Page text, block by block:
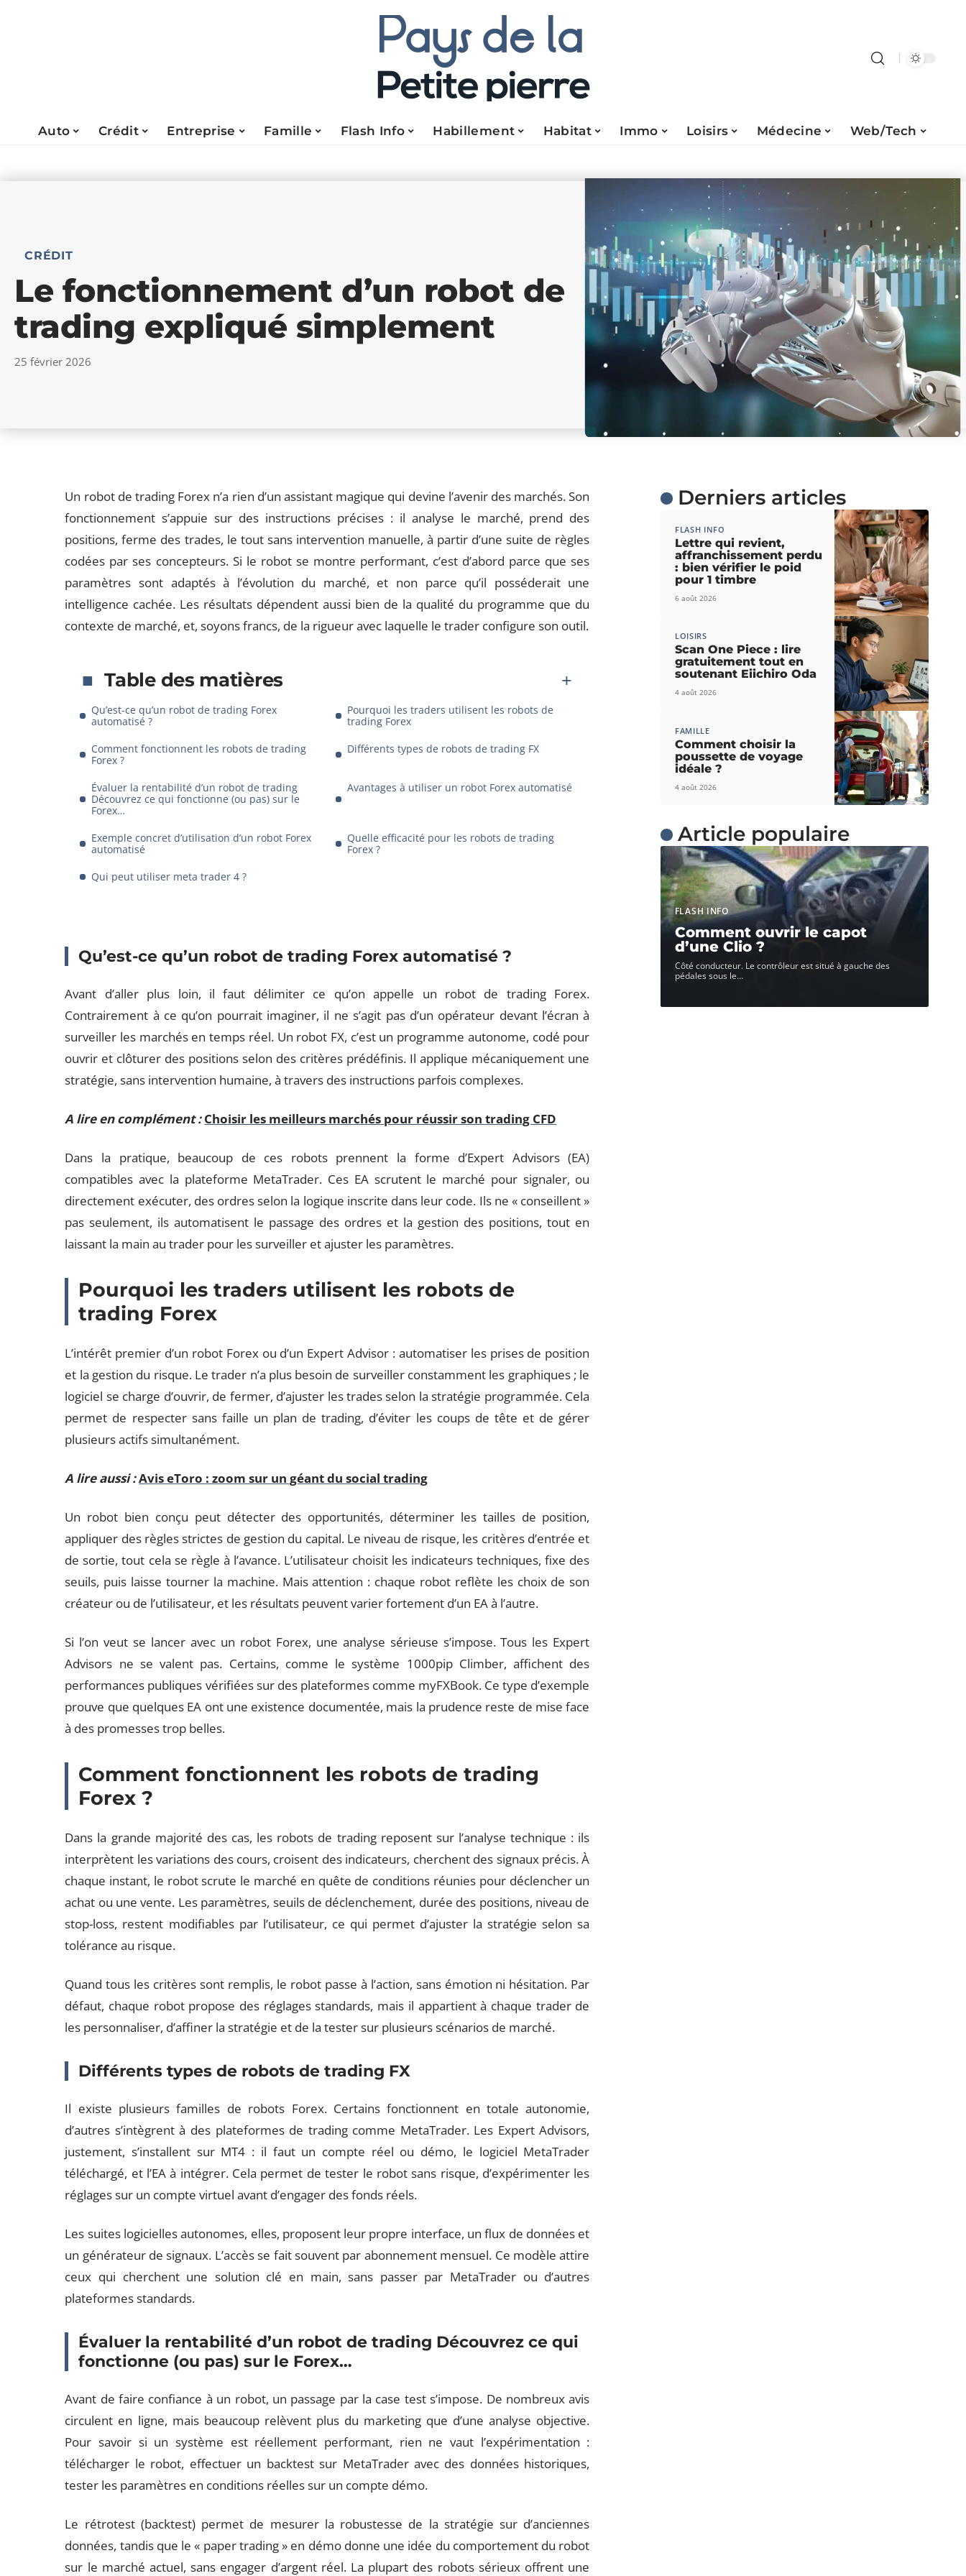
Auto Crédit Entreprise Famille Flash Info Habillement Habitat Immo Loisirs Médecine Web/Tech
CRÉDIT
Le fonctionnement d’un robot de
trading expliqué simplement
25 février 2026
Un robot de trading Forex n’a rien d’un assistant magique qui devine l’avenir des marchés. Son
fonctionnement s’appuie sur des instructions précises : il analyse le marché, prend des
positions, ferme des trades, le tout sans intervention manuelle, à partir d’une suite de règles
codées par ses concepteurs. Si le robot se montre performant, c’est d’abord parce que ses
paramètres sont adaptés à l’évolution du marché, et non parce qu’il posséderait une
intelligence cachée. Les résultats dépendent aussi bien de la qualité du programme que du
contexte de marché, et, soyons francs, de la rigueur avec laquelle le trader configure son outil.
Table des matières
Qu’est-ce qu’un robot de trading Forex
automatisé ?
Pourquoi les traders utilisent les robots de
trading Forex
Comment fonctionnent les robots de trading
Forex ?
Différents types de robots de trading FX
Évaluer la rentabilité d’un robot de trading
Découvrez ce qui fonctionne (ou pas) sur le
Forex…
Avantages à utiliser un robot Forex automatisé
Exemple concret d’utilisation d’un robot Forex
automatisé
Quelle efficacité pour les robots de trading
Forex ?
Qui peut utiliser meta trader 4 ?
Qu’est-ce qu’un robot de trading Forex automatisé ?
Avant d’aller plus loin, il faut délimiter ce qu’on appelle un robot de trading Forex.
Contrairement à ce qu’on pourrait imaginer, il ne s’agit pas d’un opérateur devant l’écran à
surveiller les marchés en temps réel. Un robot FX, c’est un programme autonome, codé pour
ouvrir et clôturer des positions selon des critères prédéfinis. Il applique mécaniquement une
stratégie, sans intervention humaine, à travers des instructions parfois complexes.
A lire en complément : Choisir les meilleurs marchés pour réussir son trading CFD
Dans la pratique, beaucoup de ces robots prennent la forme d’Expert Advisors (EA)
compatibles avec la plateforme MetaTrader. Ces EA scrutent le marché pour signaler, ou
directement exécuter, des ordres selon la logique inscrite dans leur code. Ils ne « conseillent »
pas seulement, ils automatisent le passage des ordres et la gestion des positions, tout en
laissant la main au trader pour les surveiller et ajuster les paramètres.
Pourquoi les traders utilisent les robots de
trading Forex
L’intérêt premier d’un robot Forex ou d’un Expert Advisor : automatiser les prises de position
et la gestion du risque. Le trader n’a plus besoin de surveiller constamment les graphiques ; le
logiciel se charge d’ouvrir, de fermer, d’ajuster les trades selon la stratégie programmée. Cela
permet de respecter sans faille un plan de trading, d’éviter les coups de tête et de gérer
plusieurs actifs simultanément.
A lire aussi :Avis eToro : zoom sur un géant du social trading
Un robot bien conçu peut détecter des opportunités, déterminer les tailles de position,
appliquer des règles strictes de gestion du capital. Le niveau de risque, les critères d’entrée et
de sortie, tout cela se règle à l’avance. L’utilisateur choisit les indicateurs techniques, fixe des
seuils, puis laisse tourner la machine. Mais attention : chaque robot reflète les choix de son
créateur ou de l’utilisateur, et les résultats peuvent varier fortement d’un EA à l’autre.
Si l’on veut se lancer avec un robot Forex, une analyse sérieuse s’impose. Tous les Expert
Advisors ne se valent pas. Certains, comme le système 1000pip Climber, affichent des
performances publiques vérifiées sur des plateformes comme myFXBook. Ce type d’exemple
prouve que quelques EA ont une existence documentée, mais la prudence reste de mise face
à des promesses trop belles.
Comment fonctionnent les robots de trading
Forex ?
Dans la grande majorité des cas, les robots de trading reposent sur l’analyse technique : ils
interprètent les variations des cours, croisent des indicateurs, cherchent des signaux précis. À
chaque instant, le robot scrute le marché en quête de conditions réunies pour déclencher un
achat ou une vente. Les paramètres, seuils de déclenchement, durée des positions, niveau de
stop-loss, restent modifiables par l’utilisateur, ce qui permet d’ajuster la stratégie selon sa
tolérance au risque.
Quand tous les critères sont remplis, le robot passe à l’action, sans émotion ni hésitation. Par
défaut, chaque robot propose des réglages standards, mais il appartient à chaque trader de
les personnaliser, d’affiner la stratégie et de la tester sur plusieurs scénarios de marché.
Différents types de robots de trading FX
Il existe plusieurs familles de robots Forex. Certains fonctionnent en totale autonomie,
d’autres s’intègrent à des plateformes de trading comme MetaTrader. Les Expert Advisors,
justement, s’installent sur MT4 : il faut un compte réel ou démo, le logiciel MetaTrader
téléchargé, et l’EA à intégrer. Cela permet de tester le robot sans risque, d’expérimenter les
réglages sur un compte virtuel avant d’engager des fonds réels.
Les suites logicielles autonomes, elles, proposent leur propre interface, un flux de données et
un générateur de signaux. L’accès se fait souvent par abonnement mensuel. Ce modèle attire
ceux qui cherchent une solution clé en main, sans passer par MetaTrader ou d’autres
plateformes standards.
Évaluer la rentabilité d’un robot de trading Découvrez ce qui
fonctionne (ou pas) sur le Forex…
Avant de faire confiance à un robot, un passage par la case test s’impose. De nombreux avis
circulent en ligne, mais beaucoup relèvent plus du marketing que d’une analyse objective.
Pour savoir si un système est réellement performant, rien ne vaut l’expérimentation :
télécharger le robot, effectuer un backtest sur MetaTrader avec des données historiques,
tester les paramètres en conditions réelles sur un compte démo.
Le rétrotest (backtest) permet de mesurer la robustesse de la stratégie sur d’anciennes
données, tandis que le « paper trading » en démo donne une idée du comportement du robot
sur le marché actuel, sans engager d’argent réel. La plupart des robots sérieux offrent une
Derniers articles
FLASH INFO
Lettre qui revient,
affranchissement perdu
: bien vérifier le poid
pour 1 timbre
6 août 2026
LOISIRS
Scan One Piece : lire
gratuitement tout en
soutenant Eiichiro Oda
4 août 2026
FAMILLE
Comment choisir la
poussette de voyage
idéale ?
4 août 2026
Article populaire
FLASH INFO
Comment ouvrir le capot
d’une Clio ?
Côté conducteur. Le contrôleur est situé à gauche des
pédales sous le…